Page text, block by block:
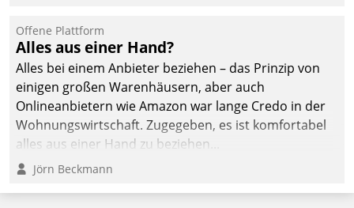
Offene Plattform
Alles aus einer Hand?
Alles bei einem Anbieter beziehen – das Prinzip von
einigen großen Warenhäusern, aber auch
Onlineanbietern wie Amazon war lange Credo in der
Wohnungswirtschaft. Zugegeben, es ist komfortabel
alles aus einer Hand zu beziehen...
Jörn Beckmann